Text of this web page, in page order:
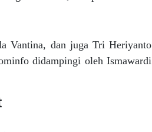
Vantina, dan juga Tri Heriyanto
didampingi oleh Ismawardi